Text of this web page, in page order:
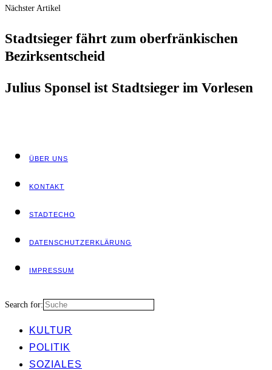
Nächster Artikel
Stadt­sie­ger fährt zum ober­frän­ki­schen
Bezirksentscheid
Juli­us Spon­sel ist Stadt­sie­ger im Vorlesen
ÜBER UNS
KON­TAKT
STADT­ECHO
DATEN­SCHUTZ­ER­KLÄ­RUNG
IMPRES­SUM
Search for:
KUL­TUR
POLI­TIK
SOZIA­LES